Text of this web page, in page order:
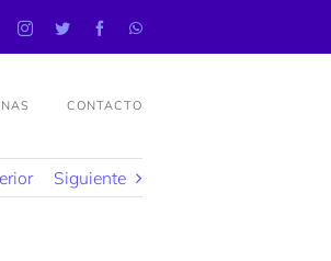
CONTACTO
Siguiente